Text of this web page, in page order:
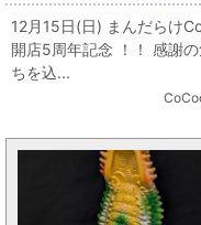
周年記念 「HS 初代ウルト
ン Aタイプ」
12月15日(日) まんだらけ
開店5周年記念 ！！ 感謝
ちを込...